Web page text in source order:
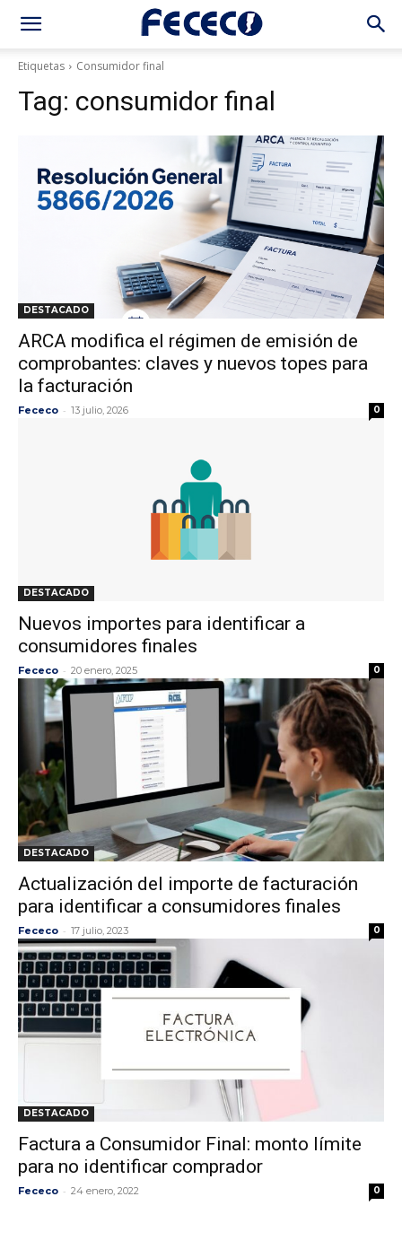
Etiquetas Consumidor final
Tag: consumidor final
DESTACADO
ARCA modifica el régimen de emisión de
comprobantes: claves y nuevos topes para
la facturación
Fececo - 13 julio, 2026 0
DESTACADO
Nuevos importes para identificar a
consumidores finales
Fececo - 20 enero, 2025 0
DESTACADO
Actualización del importe de facturación
para identificar a consumidores finales
Fececo - 17 julio, 2023 0
DESTACADO
Factura a Consumidor Final: monto límite
para no identificar comprador
Fececo - 24 enero, 2022 0